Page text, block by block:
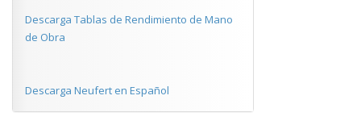
Descarga Tablas de Rendimiento de Mano
de Obra
Descarga Neufert en Español